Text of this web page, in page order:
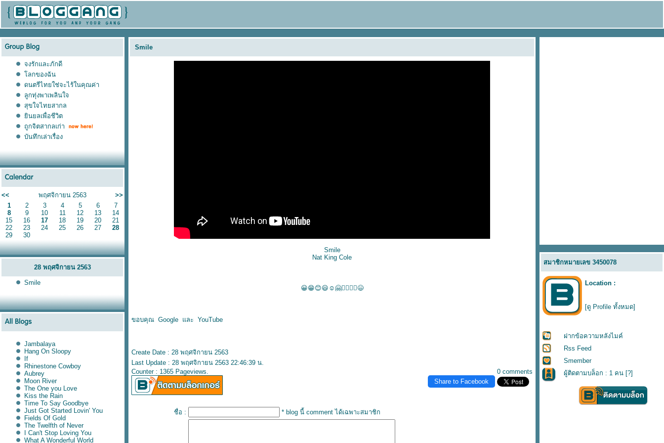
จงรักและภักดี
ลกของฉัน
ดนตรีไทยใช่จะไร้ในคุณค่า
ลูกทุ่งพาเพลินใจ
สุขใจไทยสากล
ินยลเพื่อชีวิต
ถูกจิตสากลเก่า
บันทึกเล่าเรื่อง
<< พฤศจิกายน 2563
>>
1
2 3 4 5 6
7
8
9 10 11 12 13
14
15
16 17 18 19 20
21
22
23 24 25 26 27
28
29
30
28 พฤศจิกายน 2563
Smile
Jambalaya
Hang On Sloopy
If
Rhinestone Cowboy
Aubrey
Moon River
The One you Love
Kiss the Rain
Time To Say Goodbye
Just Got Started Lovin' You
Fields Of Gold
The Twelfth of Never
I Can't Stop Loving You
What A Wonderful World
Smile
Smile
Nat King Cole
😀😁😊😃☺🤗👱‍♀️🙋‍♂️😄
ขอบคุณ Google และ YouTube
Create Date : 28 พฤศจิกายน 2563
Last Update : 28 พฤศจิกายน 2563 22:46:39 น.
0 comments
Counter : 1365 Pageviews.
Share to Facebook
ชื่อ : * blog นี้ comment ได้เฉพาะสมาชิก
สมาชิกหมายเลข 3450078
Location :
[ดู Profile ทั้งหมด]
ฝากข้อความหลังไมค์
Rss Feed
Smember
ผู้ติดตามบล็อก : 1 คน [?]